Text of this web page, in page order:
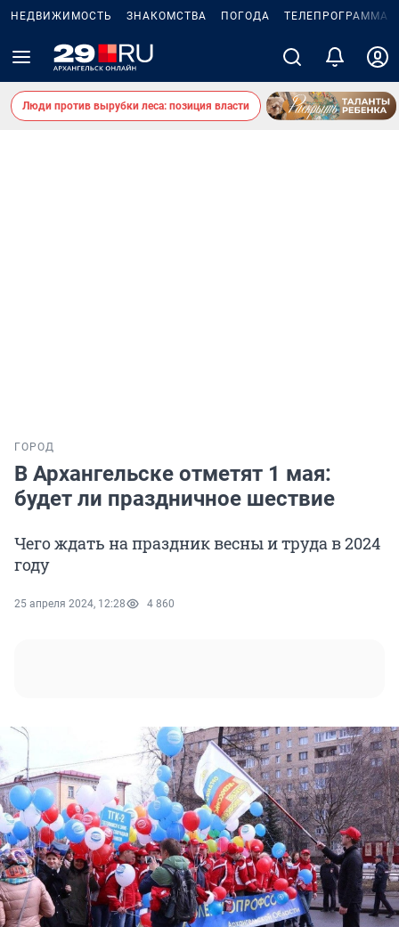
НЕДВИЖИМОСТЬ ЗНАКОМСТВА ПОГОДА ТЕЛЕПРОГРАММА
Люди против вырубки леса: позиция власти
ГОРОД
В Архангельске отметят 1 мая:
будет ли праздничное шествие
Чего ждать на праздник весны и труда в 2024
году
25 апреля 2024, 12:28 4 860